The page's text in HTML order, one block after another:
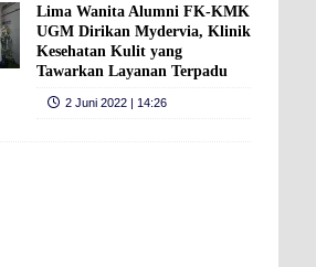
Lima Wanita Alumni FK-KMK
UGM Dirikan Mydervia, Klinik
Kesehatan Kulit yang
Tawarkan Layanan Terpadu
2 Juni 2022 | 14:26